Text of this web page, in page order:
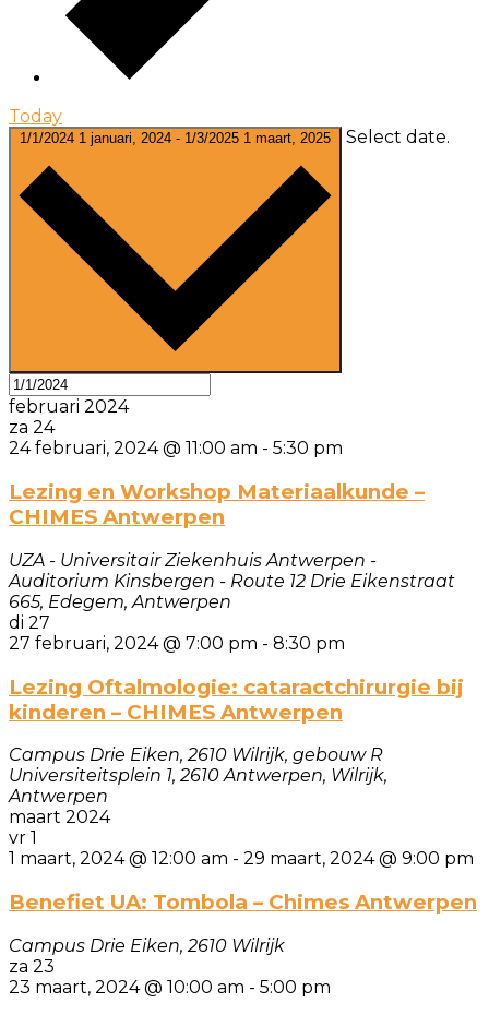
Today
1/1/2024 1 januari, 2024 - 1/3/2025 1 maart, 2025 Select date.
februari 2024
za 24
24 februari, 2024 @ 11:00 am - 5:30 pm
Lezing en Workshop Materiaalkunde –
CHIMES Antwerpen
UZA - Universitair Ziekenhuis Antwerpen -
Auditorium Kinsbergen - Route 12 Drie Eikenstraat
665, Edegem, Antwerpen
di 27
27 februari, 2024 @ 7:00 pm - 8:30 pm
Lezing Oftalmologie: cataractchirurgie bij
kinderen – CHIMES Antwerpen
Campus Drie Eiken, 2610 Wilrijk, gebouw R
Universiteitsplein 1, 2610 Antwerpen, Wilrijk,
Antwerpen
maart 2024
vr 1
1 maart, 2024 @ 12:00 am - 29 maart, 2024 @ 9:00 pm
Benefiet UA: Tombola – Chimes Antwerpen
Campus Drie Eiken, 2610 Wilrijk
za 23
23 maart, 2024 @ 10:00 am - 5:00 pm